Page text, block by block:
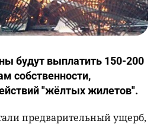
будут выплатить 150-200
собственности,
"жёлтых жилетов".
предварительный ущерб,